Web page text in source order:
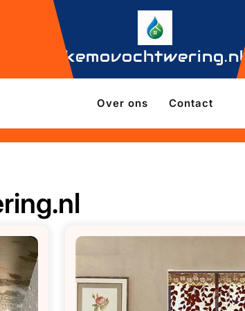
kemovochtwering.nl
Over ons Contact